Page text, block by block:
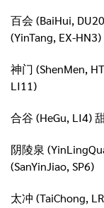
百会 (BaiHui,
(YinTang, EX-HN3)
神门 (ShenMen,
LI11)
合谷 (HeGu, LI4)
阴陵泉
(SanYinJiao, SP6)
太冲 (TaiChong,